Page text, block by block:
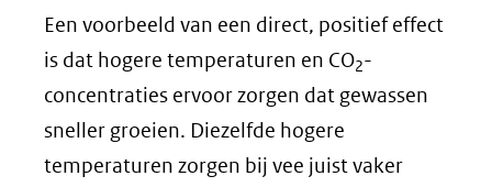
een
andere
website)
Een voorbeeld van een direct, positief effect
is dat hogere temperaturen en CO2-
concentraties ervoor zorgen dat gewassen
sneller groeien. Diezelfde hogere
temperaturen zorgen bij vee juist vaker